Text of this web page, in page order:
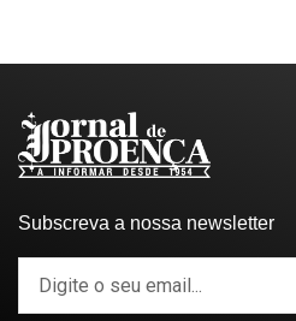
Subscreva a nossa newsletter